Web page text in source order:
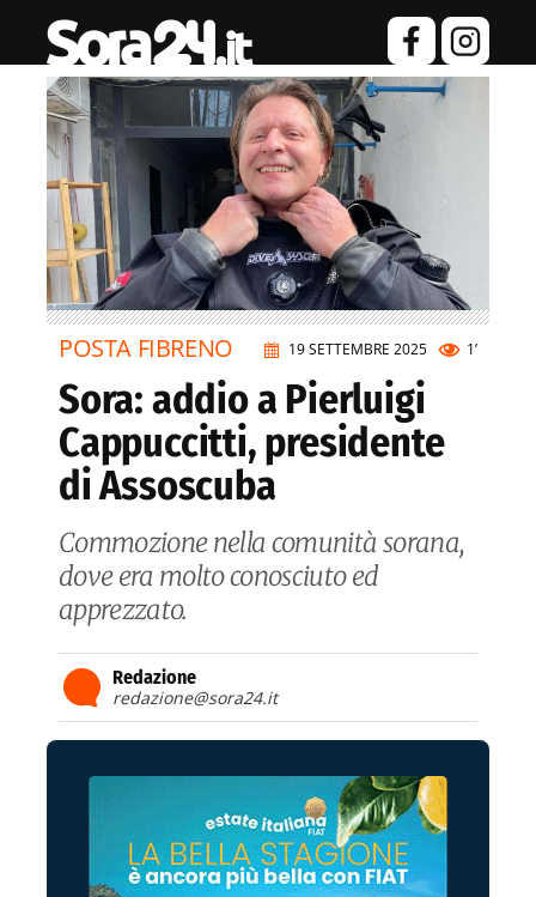
19 SETTEMBRE 2025 1’
POSTA FIBRENO
Sora: addio a Pierluigi
Cappuccitti, presidente
di Assoscuba
Commozione nella comunità sorana,
dove era molto conosciuto ed
apprezzato.
Redazione
redazione@sora24.it